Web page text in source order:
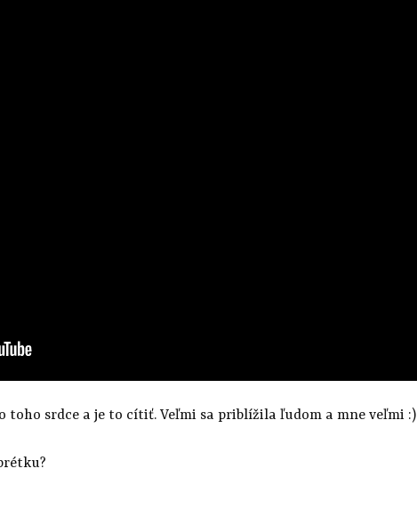
toho srdce a je to cítiť. Veľmi sa priblížila ľudom a mne veľmi :)